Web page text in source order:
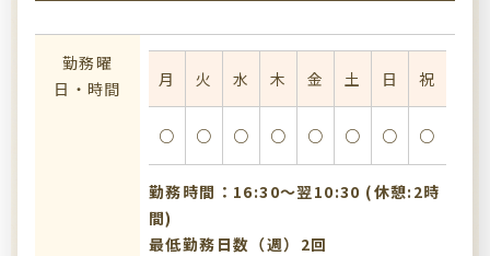
勤務曜
日・時間
月 火 水 木 金 土 日 祝
○ ○ ○ ○ ○ ○ ○ ○
勤務時間：16:30〜翌10:30 (休憩:2時
間)
最低勤務日数（週）2回